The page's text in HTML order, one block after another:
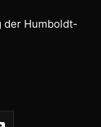
der Humboldt-